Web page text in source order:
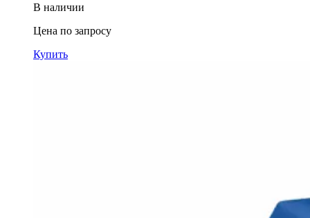
В наличии
Цена по запросу
Купить